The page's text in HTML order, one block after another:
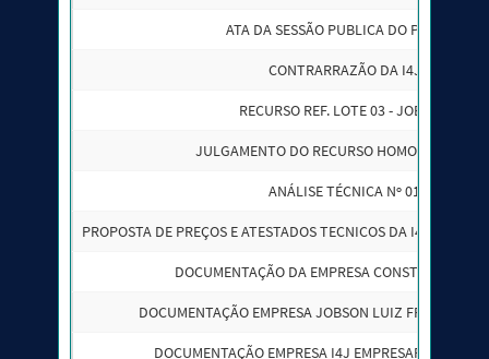
ATA DA SESSÃO PUBLICA DO PREGÃO
CONTRARRAZÃO DA I4J
RECURSO REF. LOTE 03 - JOBSON
JULGAMENTO DO RECURSO HOMOLOGADO
ANÁLISE TÉCNICA Nº 01
PROPOSTA DE PREÇOS E ATESTADOS TECNICOS DA I4J LOTE
DOCUMENTAÇÃO DA EMPRESA CONSTRUMIX -
DOCUMENTAÇÃO EMPRESA JOBSON LUIZ FRANCA
DOCUMENTAÇÃO EMPRESA I4J EMPRESARIAL LTDA